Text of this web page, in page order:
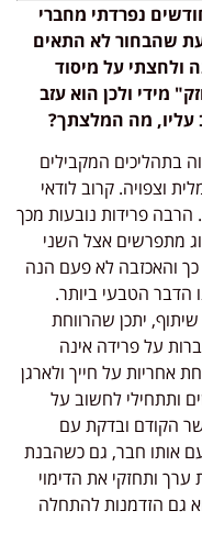
מספר חודשים נפרדתי מחברי
שהבחור לא התאים
ולחצתי על מיסוד
מידי ולכן הוא עזב
עליו, מה המלצתך?
בתהליכים המקבילים
וצפויה. קרוב לודאי
פרידות נובעות מכך
מתפרשים אצל השני
כך והאכזבה לא פעם הנה
הדבר הטבעי ביותר.
יתכן שהרווחת
על פרידה אינה
על חייך ולארגן
ותתחילי לחשוב על
הקודם ובדקת עם
אותו חבר, גם כשהבנת
ותחזקי את הדימוי
גם הזדמנות להתחלה